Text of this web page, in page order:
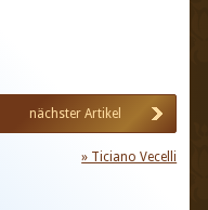
nächster Artikel
» Ticiano Vecelli